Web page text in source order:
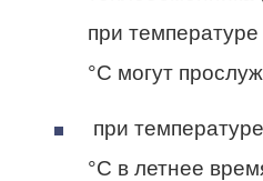
при
°С могут
при
°С в летнее